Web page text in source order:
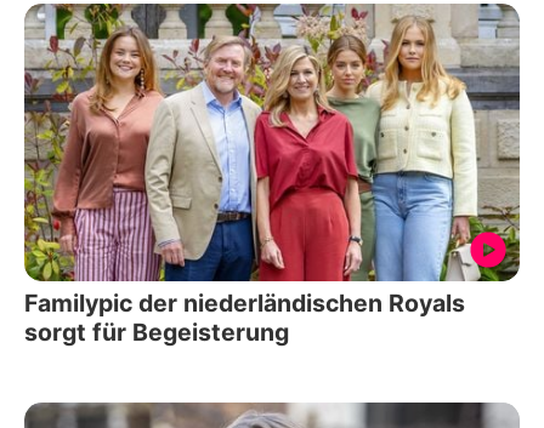
Familypic der niederländischen Royals
sorgt für Begeisterung